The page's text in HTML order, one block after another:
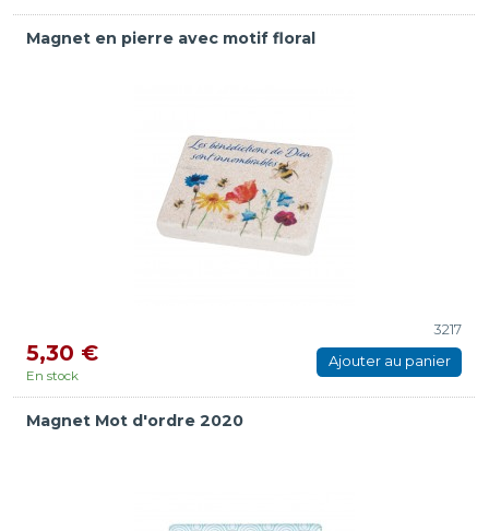
Magnet en pierre avec motif floral
3217
5,30 €
En stock
Ajouter au panier
Magnet Mot d'ordre 2020